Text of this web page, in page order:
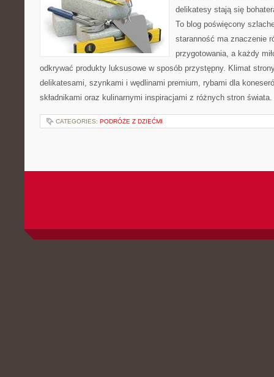
delikatesy stają się
To blog poświęcony
staranność ma znaczenie
przygotowania, a każdy
odkrywać produkty luksusowe w sposób przystępny. Klimat
delikatesami, szynkami i wędlinami premium, rybami dla
składnikami oraz kulinarnymi inspiracjami z różnych stron
CATEGORIES: PODRÓŻE Z DZIEĆMI